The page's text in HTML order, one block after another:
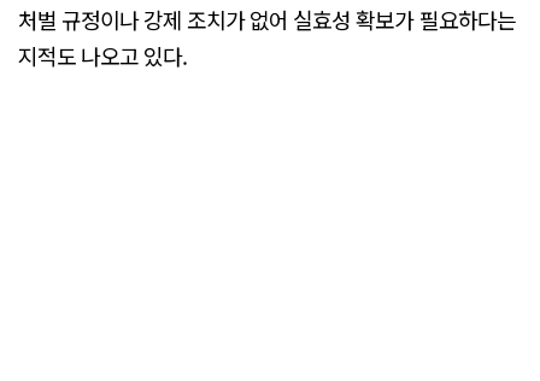
처벌 규정이나 강제 조치가 없어 실효성 확보가 필요하다는
지적도 나오고 있다.